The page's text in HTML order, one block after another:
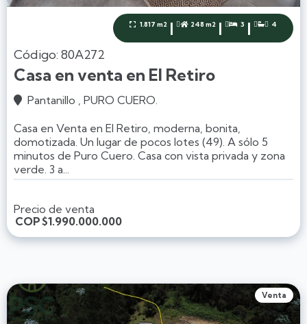
 1.817 m2 |  248 m2 |  3 |  4
Código: 80A272
Casa en venta en El Retiro
 Pantanillo , PURO CUERO.
Casa en Venta en El Retiro, moderna, bonita,
domotizada. Un lugar de pocos lotes (49). A sólo 5
minutos de Puro Cuero. Casa con vista privada y zona
verde. 3 a...
Precio de venta
COP$1.990.000.000
Venta